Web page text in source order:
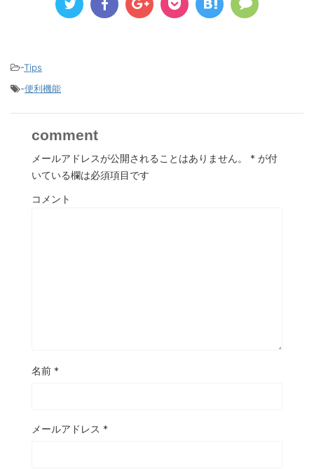
-Tips
-便利機能
comment
メールアドレスが公開されることはありません。 * が付
いている欄は必須項目です
コメント
名前 *
メールアドレス *